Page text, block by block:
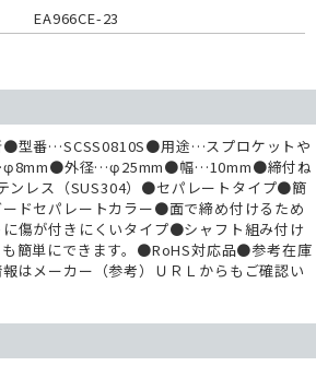
EA966CE-23
型番…SCSS0810S●用途…スプロケットや
外径…φ25mm●幅…10mm●締付ね
レス（SUS304）●セパレートタイプ●簡
ドセパレートカラー●面で締め付けるため
傷が付きにくいタイプ●シャフト組み付け
簡単にできます。●RoHS対応品●参考在庫
はメーカー（参考）ＵＲＬからもご確認い